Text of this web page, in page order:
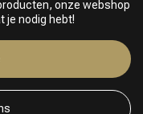
onze webshop
je nodig hebt!